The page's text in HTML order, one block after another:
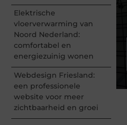
Elektrische
vloerverwarming van
Noord Nederland:
comfortabel en
energiezuinig wonen
Webdesign Friesland:
een professionele
website voor meer
zichtbaarheid en groei